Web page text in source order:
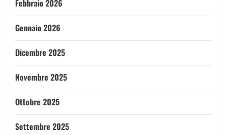
Febbraio 2026
Gennaio 2026
Dicembre 2025
Novembre 2025
Ottobre 2025
Settembre 2025